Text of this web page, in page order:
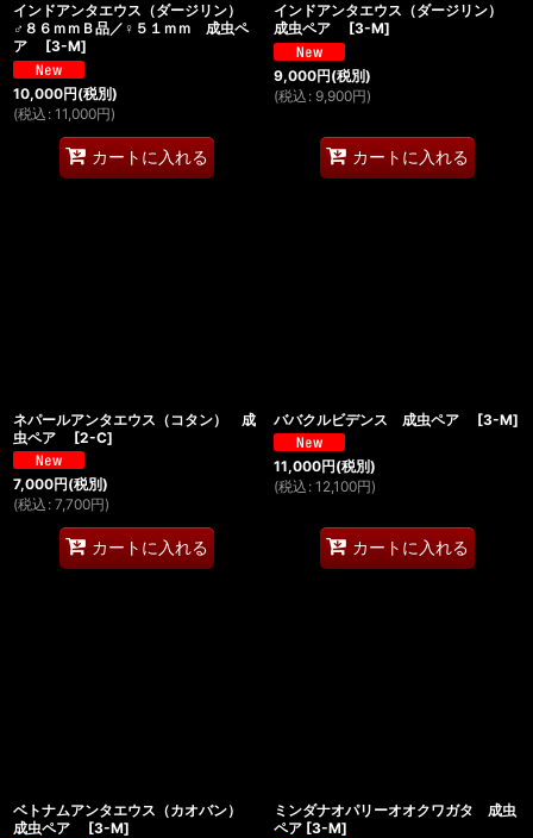
インドアンタエウス（ダージリン）
♂８６ｍｍＢ品／♀５１ｍｍ 成虫ペ
ア
[3-M]
10,000円(税別)
(税込 : 11,000円)
カートに入れる
インドアンタエウス（ダージリン）
成虫ペア
[3-M]
9,000円(税別)
(税込 : 9,900円)
カートに入れる
ネパールアンタエウス（コタン） 成
虫ペア
[2-C]
7,000円(税別)
(税込 : 7,700円)
カートに入れる
ババクルビデンス 成虫ペア [3-M]
11,000円(税別)
(税込 : 12,100円)
カートに入れる
ベトナムアンタエウス（カオバン）
成虫ペア
[3-M]
ミンダナオパリーオオクワガタ 成虫
ペア [3-M]